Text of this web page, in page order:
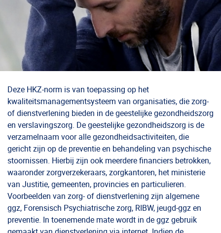
Deze HKZ-norm is van toepassing op het
kwaliteitsmanagementsysteem van organisaties, die zorg-
of dienstverlening bieden in de geestelijke gezondheidszorg
en verslavingszorg. De geestelijke gezondheidszorg is de
verzamelnaam voor alle gezondheidsactiviteiten, die
gericht zijn op de preventie en behandeling van psychische
stoornissen. Hierbij zijn ook meerdere financiers betrokken,
waaronder zorgverzekeraars, zorgkantoren, het ministerie
van Justitie, gemeenten, provincies en particulieren.
Voorbeelden van zorg- of dienstverlening zijn algemene
ggz, Forensisch Psychiatrische zorg, RIBW, jeugd-ggz en
preventie. In toenemende mate wordt in de ggz gebruik